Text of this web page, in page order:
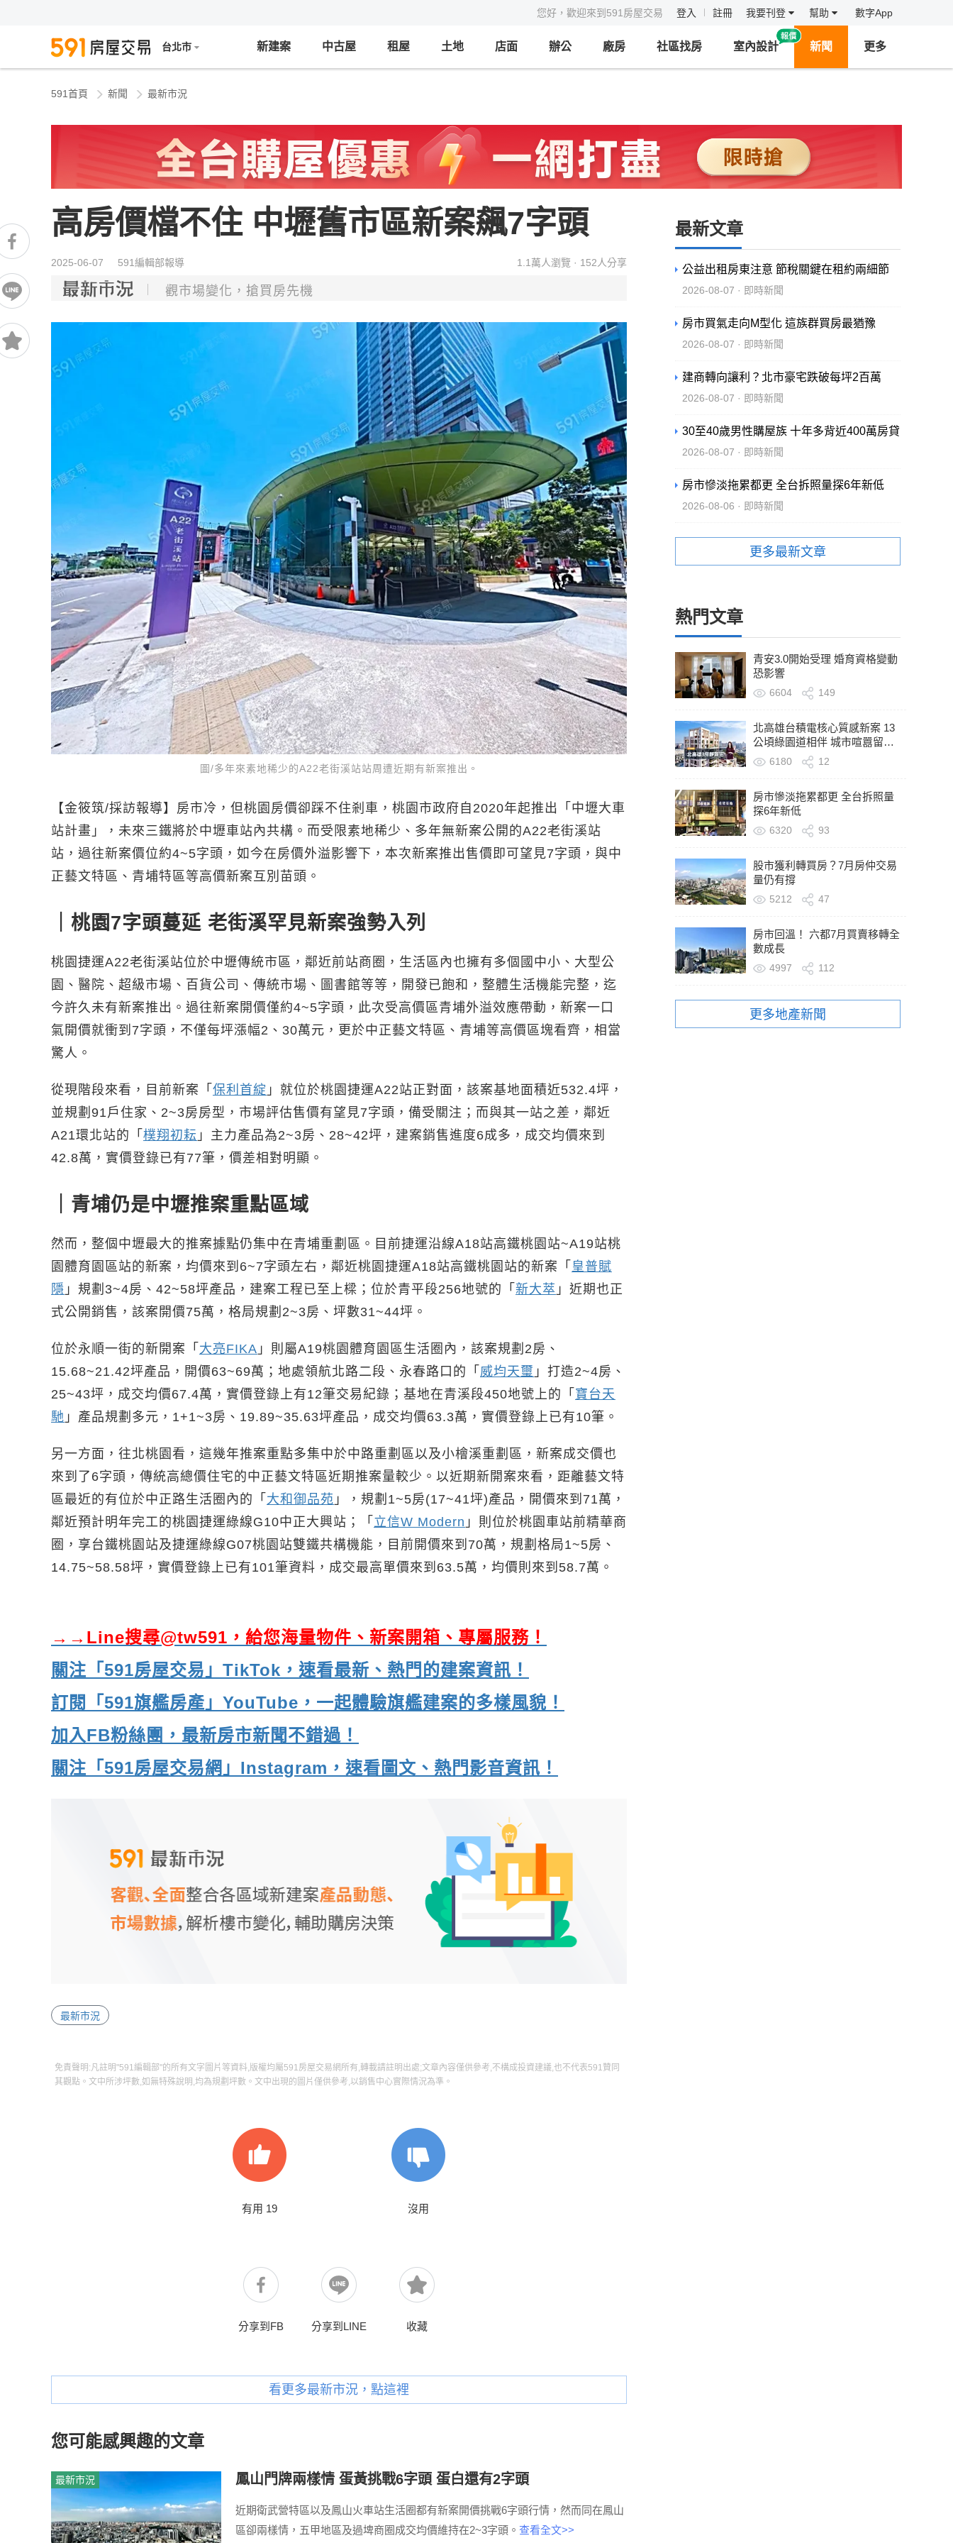
您好，歡迎來到591房屋交易 登入 註冊 我要刊登 幫助 數字App
台北市 新建案 中古屋 租屋 土地 店面 辦公 廠房 社區找房 室內設計 新聞 更多
591首頁 新聞 最新市況
高房價檔不住 中壢舊市區新案飆7字頭
2025-06-07 591編輯部報導 1.1萬人瀏覽 · 152人分享
觀市場變化，搶買房先機
圖/多年來素地稀少的A22老街溪站站周遭近期有新案推出。
【金筱筑/採訪報導】房市冷，但桃園房價卻踩不住剎車，桃園市政府自2020年起推出「中壢大車
站計畫」，未來三鐵將於中壢車站內共構。而受限素地稀少、多年無新案公開的A22老街溪站
站，過往新案價位約4~5字頭，如今在房價外溢影響下，本次新案推出售價即可望見7字頭，與中
正藝文特區、青埔特區等高價新案互別苗頭。
｜桃園7字頭蔓延 老街溪罕見新案強勢入列
桃園捷運A22老街溪站位於中壢傳統市區，鄰近前站商圈，生活區內也擁有多個國中小、大型公
園、醫院、超級市場、百貨公司、傳統市場、圖書館等等，開發已飽和，整體生活機能完整，迄
今許久未有新案推出。過往新案開價僅約4~5字頭，此次受高價區青埔外溢效應帶動，新案一口
氣開價就衝到7字頭，不僅每坪漲幅2、30萬元，更於中正藝文特區、青埔等高價區塊看齊，相當
驚人。
從現階段來看，目前新案「 保利首綻 」就位於桃園捷運A22站正對面，該案基地面積近532.4坪，
並規劃91戶住家、2~3房房型，市場評估售價有望見7字頭，備受關注；而與其一站之差，鄰近
A21環北站的「 樸翔初耘 」主力產品為2~3房、28~42坪，建案銷售進度6成多，成交均價來到
42.8萬，實價登錄已有77筆，價差相對明顯。
｜青埔仍是中壢推案重點區域
然而，整個中壢最大的推案據點仍集中在青埔重劃區。目前捷運沿線A18站高鐵桃園站~A19站桃
園體育園區站的新案，均價來到6~7字頭左右，鄰近桃園捷運A18站高鐵桃園站的新案「 皇普賦
隱 」規劃3~4房、42~58坪產品，建案工程已至上樑；位於青平段256地號的「 新大萃 」近期也正
式公開銷售，該案開價75萬，格局規劃2~3房、坪數31~44坪。
位於永順一街的新開案「 大亮FIKA 」則屬A19桃園體育園區生活圈內，該案規劃2房、
15.68~21.42坪產品，開價63~69萬；地處領航北路二段、永春路口的「 威均天璽 」打造2~4房、
25~43坪，成交均價67.4萬，實價登錄上有12筆交易紀錄；基地在青溪段450地號上的「 寶台天
馳 」產品規劃多元，1+1~3房、19.89~35.63坪產品，成交均價63.3萬，實價登錄上已有10筆。
另一方面，往北桃園看，這幾年推案重點多集中於中路重劃區以及小檜溪重劃區，新案成交價也
來到了6字頭，傳統高總價住宅的中正藝文特區近期推案量較少。以近期新開案來看，距離藝文特
區最近的有位於中正路生活圈內的「 大和御品苑 」，規劃1~5房(17~41坪)產品，開價來到71萬，
鄰近預計明年完工的桃園捷運綠線G10中正大興站；「 立信W Modern 」則位於桃園車站前精華商
圈，享台鐵桃園站及捷運綠線G07桃園站雙鐵共構機能，目前開價來到70萬，規劃格局1~5房、
14.75~58.58坪，實價登錄上已有101筆資料，成交最高單價來到63.5萬，均價則來到58.7萬。
→→Line搜尋@tw591，給您海量物件、新案開箱、專屬服務！
關注「591房屋交易」TikTok，速看最新、熱門的建案資訊！
訂閱「591旗艦房產」YouTube，一起體驗旗艦建案的多樣風貌！
加入FB粉絲團，最新房市新聞不錯過！
關注「591房屋交易網」Instagram，速看圖文、熱門影音資訊！
最新市況
免責聲明:凡註明"591編輯部"的所有文字圖片等資料,版權均屬591房屋交易網所有,轉載請註明出處;文章內容僅供參考,不構成投資建議,也不代表591贊同
其觀點。文中所涉坪數,如無特殊說明,均為規劃坪數。文中出現的圖片僅供參考,以銷售中心實際情況為準。
有用 19 沒用
分享到FB 分享到LINE 收藏
看更多最新市況，點這裡
您可能感興趣的文章
最新市況 鳳山門牌兩樣情 蛋黃挑戰6字頭 蛋白還有2字頭
近期衛武營特區以及鳳山火車站生活圈都有新案開價挑戰6字頭行情，然而同在鳳山
區卻兩樣情，五甲地區及過埤商圈成交均價維持在2~3字頭。 查看全文>>
最新文章
公益出租房東注意 節稅關鍵在租約兩細節
2026-08-07 · 即時新聞
房市買氣走向M型化 這族群買房最猶豫
2026-08-07 · 即時新聞
建商轉向讓利？北市豪宅跌破每坪2百萬
2026-08-07 · 即時新聞
30至40歲男性購屋族 十年多背近400萬房貸
2026-08-07 · 即時新聞
房市慘淡拖累都更 全台拆照量探6年新低
2026-08-06 · 即時新聞
更多最新文章
熱門文章
青安3.0開始受理 婚育資格變動
恐影響
6604 149
北高雄台積電核心質感新案 13
公頃綠園道相伴 城市喧囂留在
轉身之後
6180 12
房市慘淡拖累都更 全台拆照量
探6年新低
6320 93
股市獲利轉買房？7月房仲交易
量仍有撐
5212 47
房市回溫！ 六都7月買賣移轉全
數成長
4997 112
更多地產新聞